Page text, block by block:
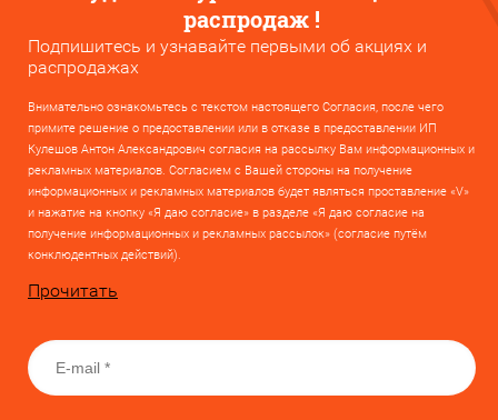
распродаж !
Подпишитесь и узнавайте первыми об акциях и
распродажах
Внимательно ознакомьтесь с текстом настоящего Согласия, после чего
примите решение о предоставлении или в отказе в предоставлении ИП
Кулешов Антон Александрович согласия на рассылку Вам информационных и
рекламных материалов. Согласием с Вашей стороны на получение
информационных и рекламных материалов будет являться проставление «V»
и нажатие на кнопку «Я даю согласие» в разделе «Я даю согласие на
получение информационных и рекламных рассылок» (согласие путём
конклюдентных действий).
Прочитать